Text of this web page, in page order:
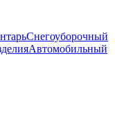
Снегоуборочный
Автомобильный